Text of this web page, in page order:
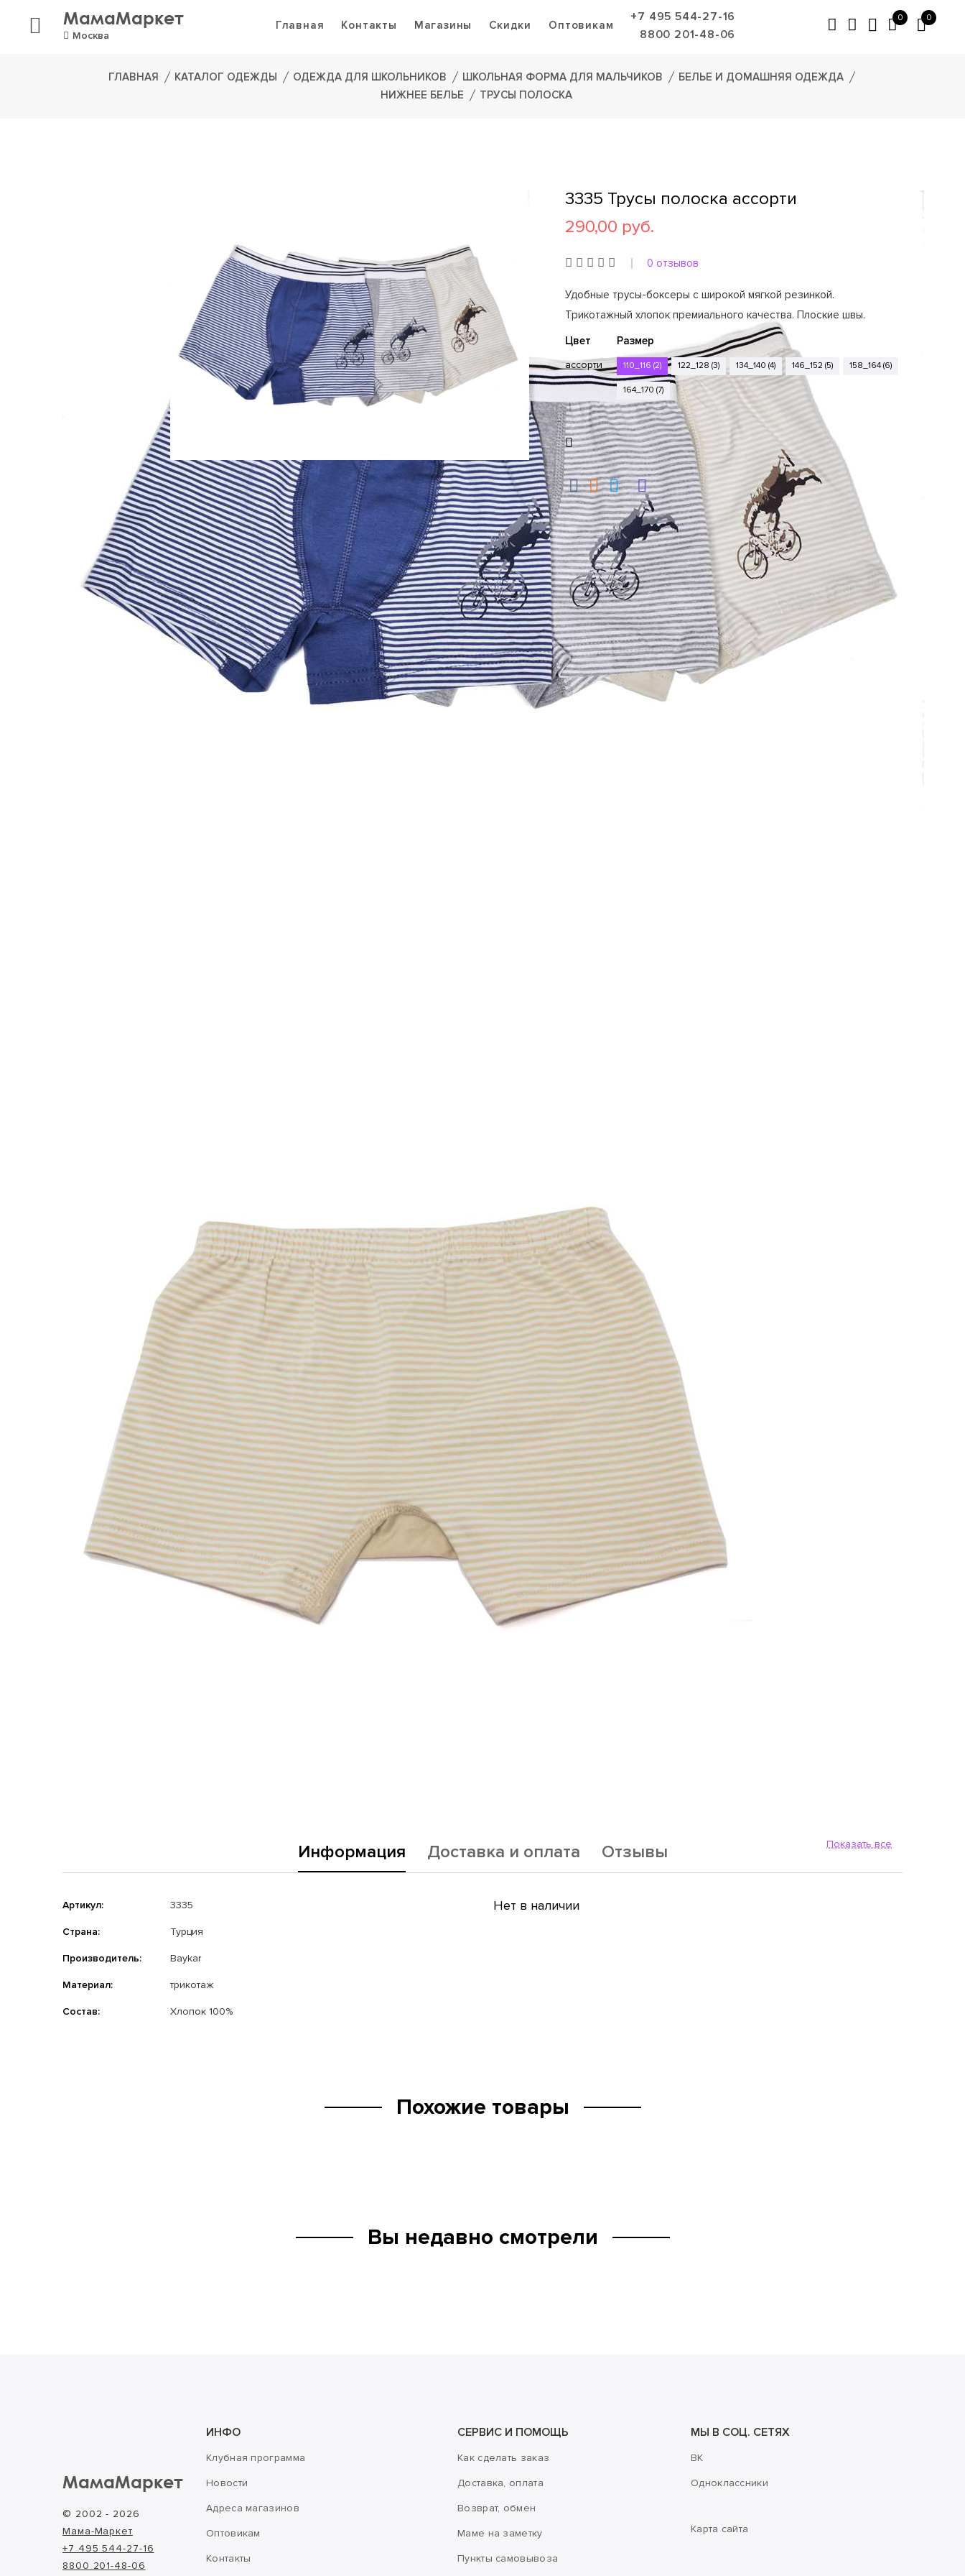
МамаМаркет
Москва
Главная Контакты Магазины Скидки Оптовикам
+7 495 544-27-16
8800 201-48-06
0 0
ГЛАВНАЯ КАТАЛОГ ОДЕЖДЫ ОДЕЖДА ДЛЯ ШКОЛЬНИКОВ ШКОЛЬНАЯ ФОРМА ДЛЯ МАЛЬЧИКОВ
БЕЛЬЕ И ДОМАШНЯЯ ОДЕЖДА
НИЖНЕЕ БЕЛЬЕ
ТРУСЫ ПОЛОСКА
3335 Трусы полоска ассорти
290,00 руб.
0 отзывов
Удобные трусы-боксеры с широкой мягкой резинкой.
Трикотажный хлопок премиального качества. Плоские швы.
Цвет
ассорти
Размер
110_116 (2) 122_128 (3) 134_140 (4) 146_152 (5) 158_164 (6)
164_170 (7)
Показать все
Информация Доставка и оплата Отзывы
Артикул: 3335
Страна: Турция
Производитель: Baykar
Материал: трикотаж
Состав: Хлопок 100%
Нет в наличии
Похожие товары
Вы недавно смотрели
МамаМаркет
© 2002 - 2026
Мама-Маркет
+7 495 544-27-16
8800 201-48-06
ИНФО
Клубная программа
Новости
Адреса магазинов
Оптовикам
Контакты
СЕРВИС И ПОМОЩЬ
Как сделать заказ
Доставка, оплата
Возврат, обмен
Маме на заметку
Пункты самовывоза
МЫ В СОЦ. СЕТЯХ
ВК
Одноклассники
Карта сайта